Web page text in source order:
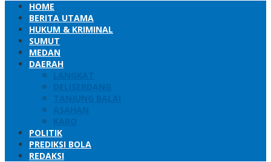
HOME
BERITA UTAMA
HUKUM & KRIMINAL
SUMUT
MEDAN
DAERAH
LANGKAT
DELISERDANG
TANJUNG BALAI
ASAHAN
KARO
POLITIK
PREDIKSI BOLA
REDAKSI